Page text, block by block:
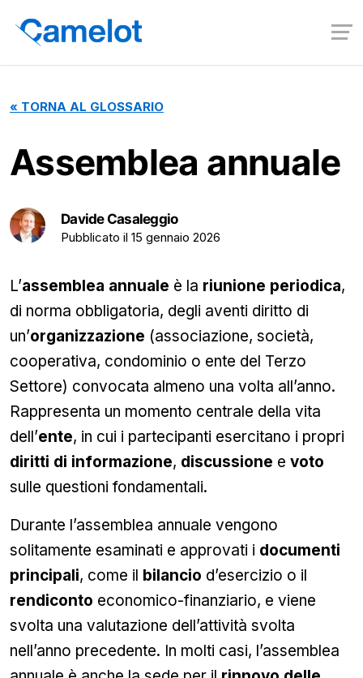
« TORNA AL GLOSSARIO
Assemblea annuale
Davide Casaleggio
Pubblicato il 15 gennaio 2026
L’assemblea annuale è la riunione periodica,
di norma obbligatoria, degli aventi diritto di
un’organizzazione (associazione, società,
cooperativa, condominio o ente del Terzo
Settore) convocata almeno una volta all’anno.
Rappresenta un momento centrale della vita
dell’ente, in cui i partecipanti esercitano i propri
diritti di informazione, discussione e voto
sulle questioni fondamentali.
Durante l’assemblea annuale vengono
solitamente esaminati e approvati i documenti
principali, come il bilancio d’esercizio o il
rendiconto economico-finanziario, e viene
svolta una valutazione dell’attività svolta
nell’anno precedente. In molti casi, l’assemblea